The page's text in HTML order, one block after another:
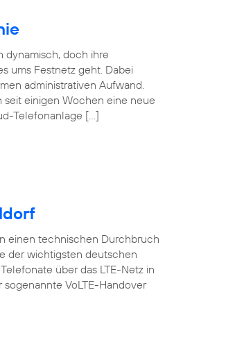
dynamisch, doch ihre
ums Festnetz geht. Dabei
administrativen Aufwand.
seit einigen Wochen eine neue
Telefonanlage […]
einen technischen Durchbruch
der wichtigsten deutschen
über das LTE-Netz in
VoLTE-Handover